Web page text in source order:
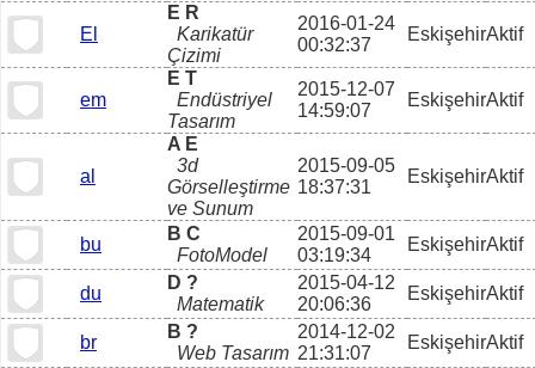
El
E R
Karikatür
Çizimi
2016-01-24
00:32:37
EskişehirAktif
em
E T
Endüstriyel
Tasarım
2015-12-07
14:59:07
EskişehirAktif
al
A E
3d
Görselleştirme
ve Sunum
2015-09-05
18:37:31
EskişehirAktif
bu
B C
FotoModel
2015-09-01
03:19:34
EskişehirAktif
du
D ?
Matematik
2015-04-12
20:06:36
EskişehirAktif
br
B ?
Web Tasarım
2014-12-02
21:31:07
EskişehirAktif